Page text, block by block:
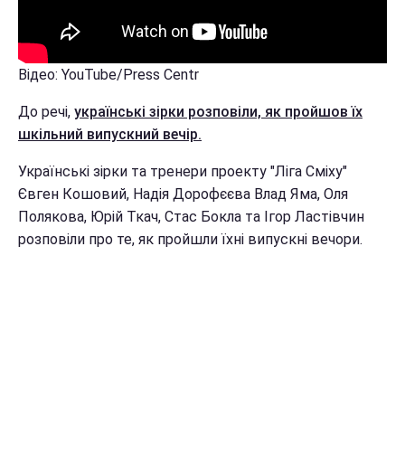
Відео: YouTube/Press Centr
До речі, українські зірки розповіли, як пройшов їх
шкільний випускний вечір.
Українські зірки та тренери проекту "Ліга Сміху"
Євген Кошовий, Надія Дорофєєва Влад Яма, Оля
Полякова, Юрій Ткач, Стас Бокла та Ігор Ластівчин
розповіли про те, як пройшли їхні випускні вечори.